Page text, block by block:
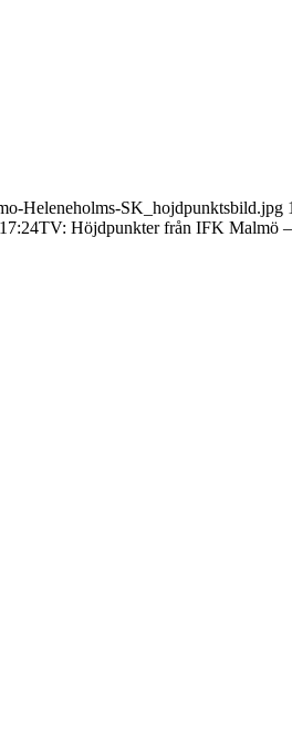
Heleneholms-SK_hojdpunktsbild.jpg
TV: Höjdpunkter från IFK Malmö